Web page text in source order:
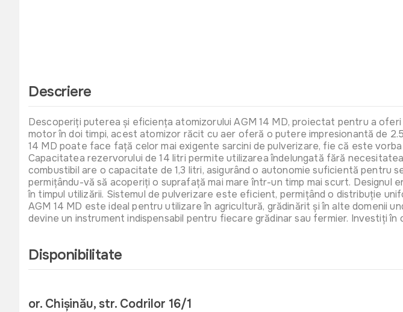
Descriere
Descoperiți puterea și eficiența atomizorului AGM 14 MD, proiectat pentru a
motor în doi timpi, acest atomizor răcit cu aer oferă o putere impresionantă de
14 MD poate face față celor mai exigente sarcini de pulverizare, fie că este
Capacitatea rezervorului de 14 litri permite utilizarea îndelungată fără
combustibil are o capacitate de 1,3 litri, asigurând o autonomie suficientă pentru
permițându-vă să acoperiți o suprafață mai mare într-un timp mai scurt.
în timpul utilizării. Sistemul de pulverizare este eficient, permițând o distribuție
AGM 14 MD este ideal pentru utilizare în agricultură, grădinărit și în alte domenii
devine un instrument indispensabil pentru fiecare grădinar sau fermier. Investiți
Disponibilitate
or. Chișinău, str. Codrilor 16/1